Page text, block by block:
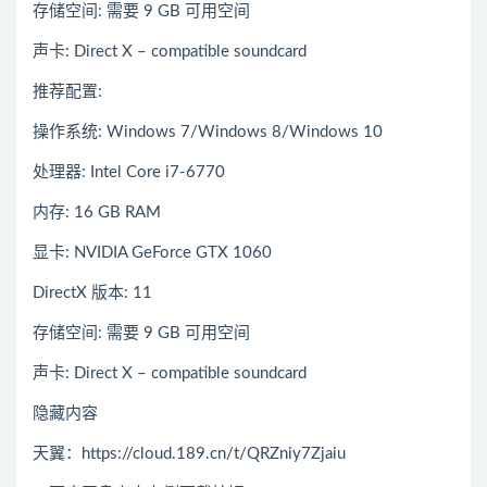
存储空间: 需要 9 GB 可用空间
声卡: Direct X – compatible soundcard
推荐配置:
操作系统: Windows 7/Windows 8/Windows 10
处理器: Intel Core i7-6770
内存: 16 GB RAM
显卡: NVIDIA GeForce GTX 1060
DirectX 版本: 11
存储空间: 需要 9 GB 可用空间
声卡: Direct X – compatible soundcard
隐藏内容
天翼：https://cloud.189.cn/t/QRZniy7Zjaiu